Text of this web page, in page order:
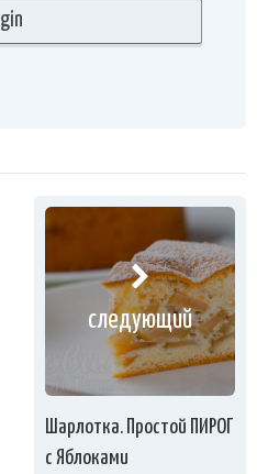
следующий
Шарлотка. Простой ПИРОГ
с Яблоками